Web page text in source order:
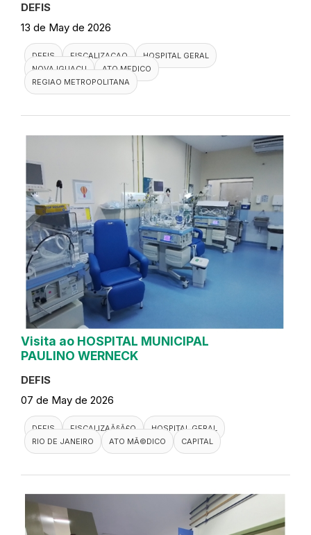
DEFIS
13 de May de 2026
DEFIS FISCALIZACAO
HOSPITAL GERAL
NOVA IGUACU
ATO MEDICO
REGIAO METROPOLITANA
Visita ao HOSPITAL MUNICIPAL
PAULINO WERNECK
DEFIS
07 de May de 2026
DEFIS FISCALIZAÃ§Ã£O
HOSPITAL GERAL
RIO DE JANEIRO
ATO MÃ©DICO CAPITAL